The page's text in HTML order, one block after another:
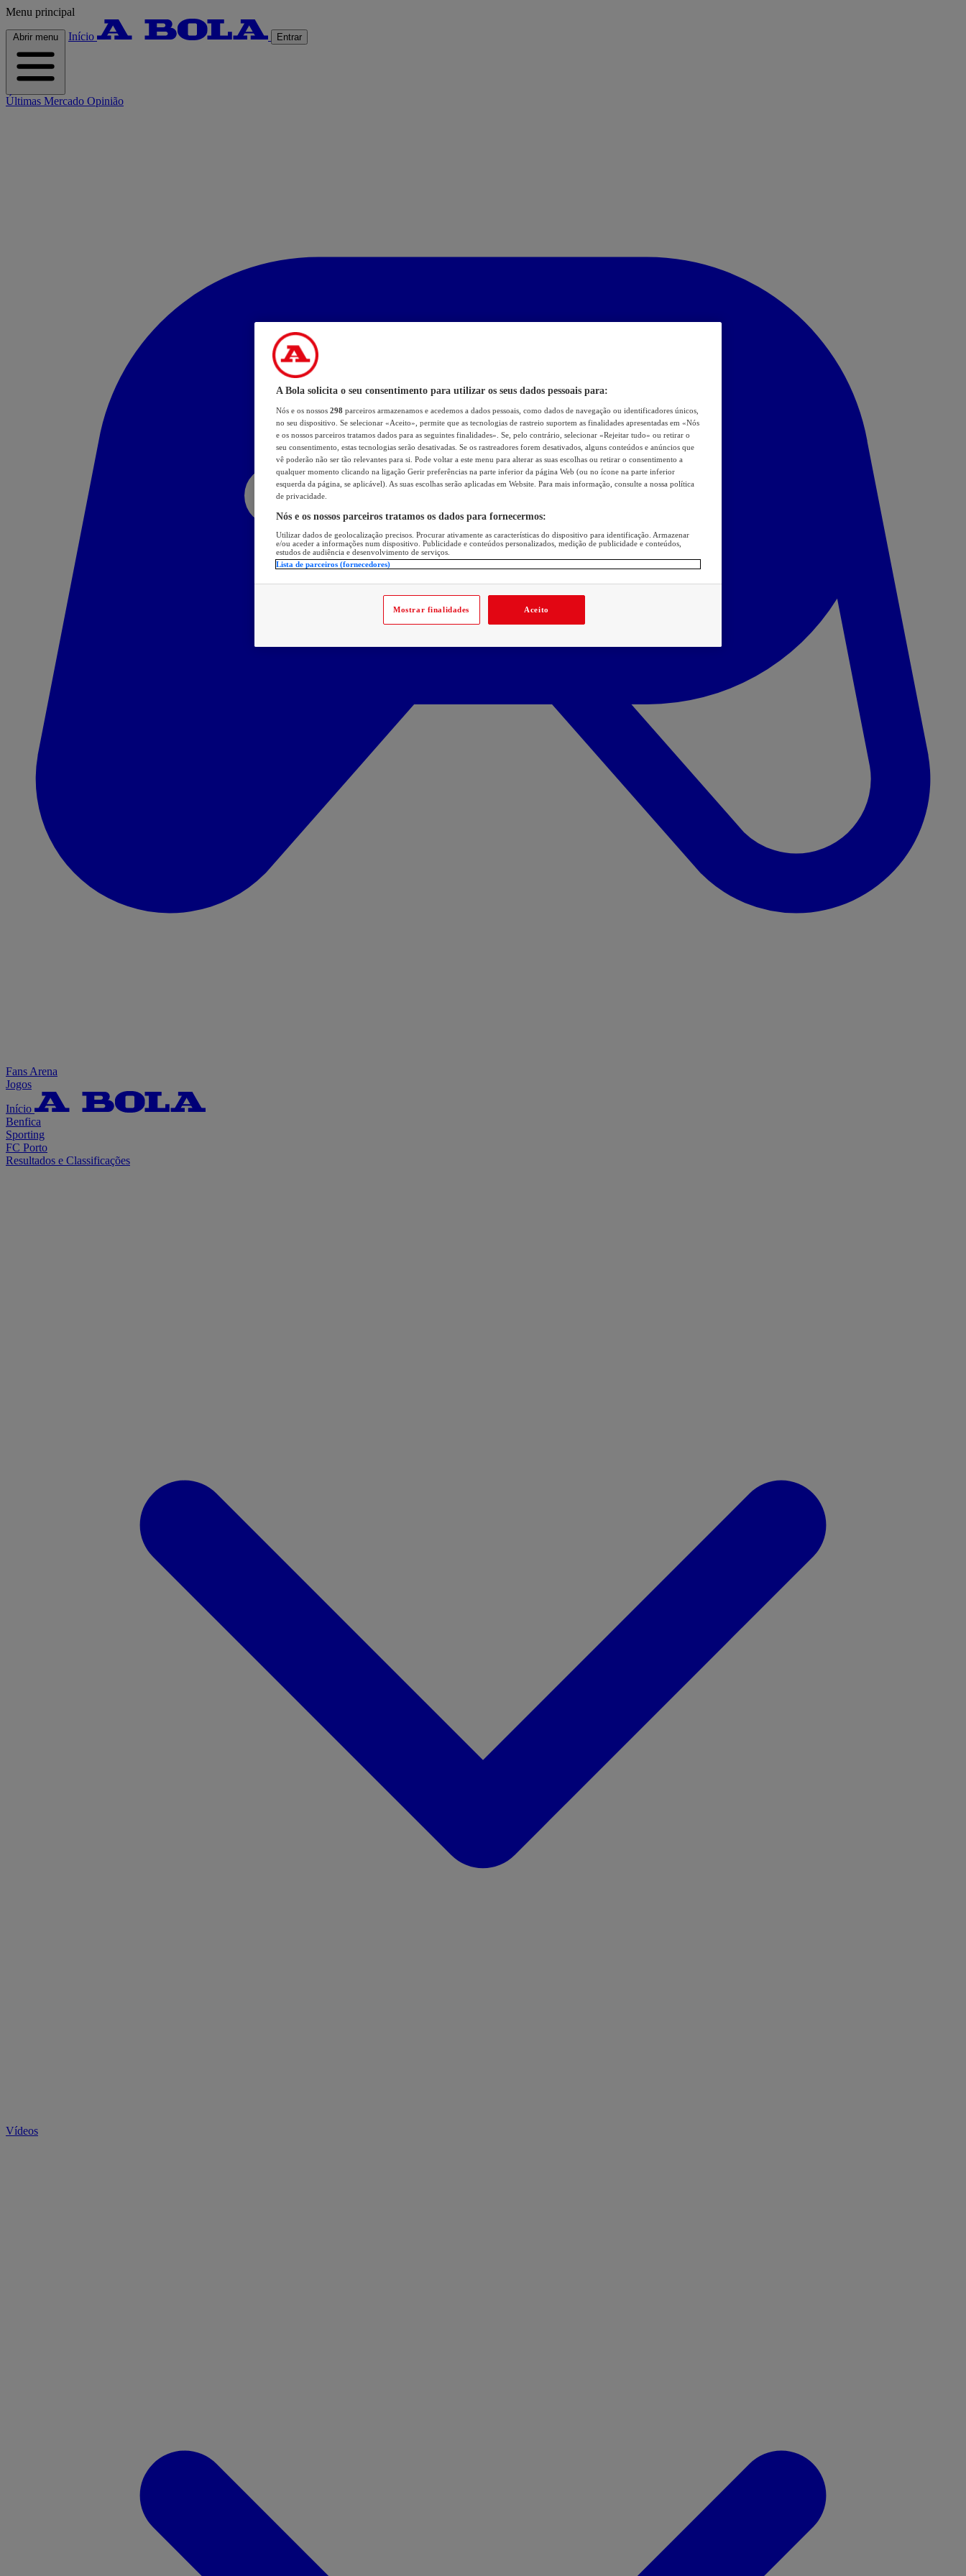
Menu principal
Abrir menu Início Entrar
Últimas Mercado Opinião
Fans Arena
Jogos
Início
Benfica
Sporting
FC Porto
Resultados e Classificações
Vídeos
A Bola solicita o seu consentimento para utilizar os seus dados pessoais para:
Nós e os nossos 298 parceiros armazenamos e acedemos a dados pessoais, como dados de navegação ou identificadores únicos,
no seu dispositivo. Se selecionar «Aceito», permite que as tecnologias de rastreio suportem as finalidades apresentadas em «Nós
e os nossos parceiros tratamos dados para as seguintes finalidades». Se, pelo contrário, selecionar «Rejeitar tudo» ou retirar o
seu consentimento, estas tecnologias serão desativadas. Se os rastreadores forem desativados, alguns conteúdos e anúncios que
vê poderão não ser tão relevantes para si. Pode voltar a este menu para alterar as suas escolhas ou retirar o consentimento a
qualquer momento clicando na ligação Gerir preferências na parte inferior da página Web (ou no ícone na parte inferior
esquerda da página, se aplicável). As suas escolhas serão aplicadas em Website. Para mais informação, consulte a nossa política
de privacidade.
Nós e os nossos parceiros tratamos os dados para fornecermos:
Utilizar dados de geolocalização precisos. Procurar ativamente as características do dispositivo para identificação. Armazenar
e/ou aceder a informações num dispositivo. Publicidade e conteúdos personalizados, medição de publicidade e conteúdos,
estudos de audiência e desenvolvimento de serviços.
Lista de parceiros (fornecedores)
Mostrar finalidades Aceito